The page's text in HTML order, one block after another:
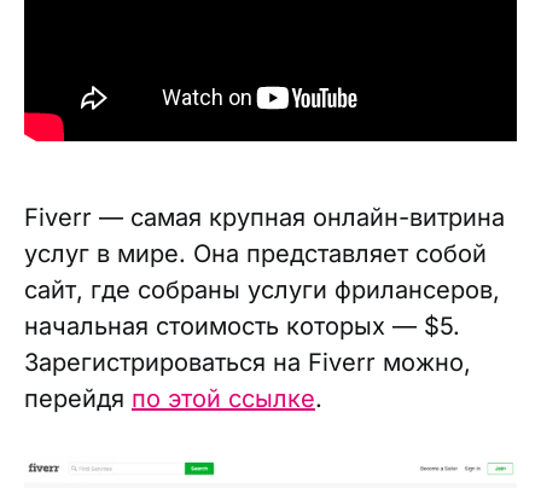
Fiverr — самая крупная онлайн-витрина
услуг в мире. Она представляет собой
сайт, где собраны услуги фрилансеров,
начальная стоимость которых — $5.
Зарегистрироваться на Fiverr можно,
перейдя по этой ссылке.